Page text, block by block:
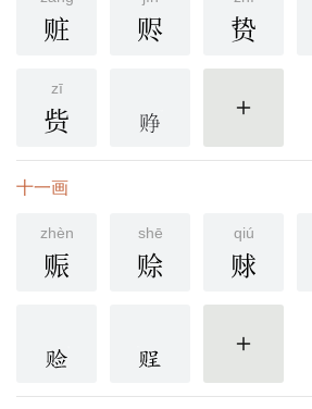
赃 赆 贽
zī
赀 更多
十一画
zhèn
赈
shē
赊
qiú
赇
更多